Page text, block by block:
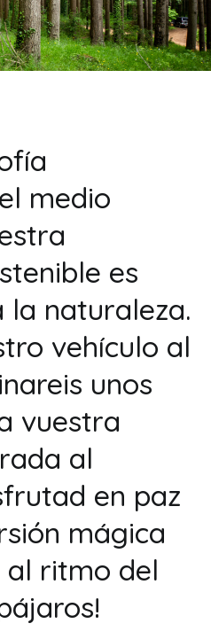
medio
es
naturaleza.
vehículo al
unos
vuestra
al
en paz
mágica
al ritmo del